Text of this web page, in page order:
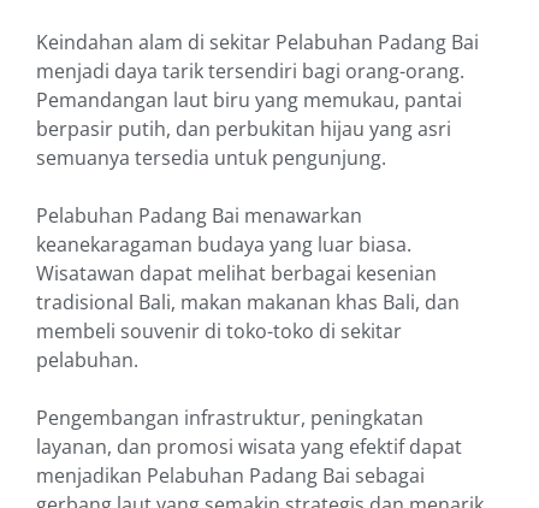
Keindahan alam di sekitar Pelabuhan Padang Bai
menjadi daya tarik tersendiri bagi orang-orang.
Pemandangan laut biru yang memukau, pantai
berpasir putih, dan perbukitan hijau yang asri
semuanya tersedia untuk pengunjung.
Pelabuhan Padang Bai menawarkan
keanekaragaman budaya yang luar biasa.
Wisatawan dapat melihat berbagai kesenian
tradisional Bali, makan makanan khas Bali, dan
membeli souvenir di toko-toko di sekitar
pelabuhan.
Pengembangan infrastruktur, peningkatan
layanan, dan promosi wisata yang efektif dapat
menjadikan Pelabuhan Padang Bai sebagai